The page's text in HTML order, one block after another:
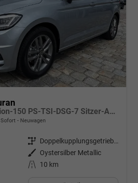
Comfort Plus Edition-150 PS-TSI-DSG-7 Sitzer-AHK-NAVI-WINTER-LED-KLIMA 3 ZONEN-ALU17"-ACC-PDC2x-KAMERA-sofort
Neuwagen
Getriebe
Doppelkupplungsgetriebe (DSG)
Außenfarbe
Oystersilber Metallic
Kilometerstand 10 km